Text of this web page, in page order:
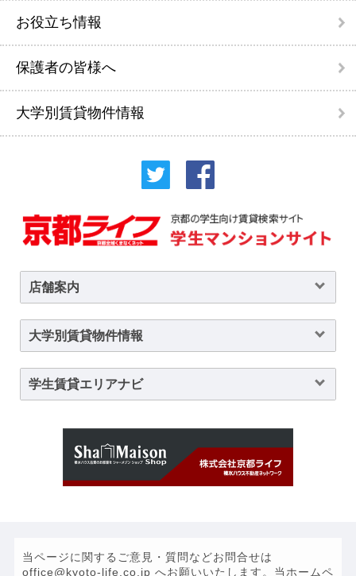
お役立ち情報
保護者の皆様へ
大学別賃貸物件情報
店舗案内
大学別賃貸物件情報
学生賃貸エリアナビ
当ページに関するご意見・質問などお問合せは
office@kyoto-life.co.jp へお願いいたします。当ホームペ